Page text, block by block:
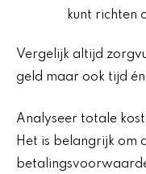
kunt richten
Vergelijk altijd
geld maar ook tijd
Analyseer totale
Het is belangrijk om